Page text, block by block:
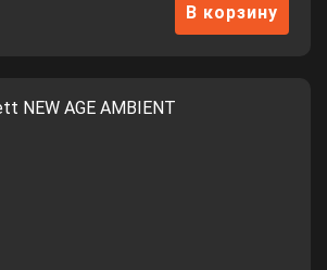
В корзину